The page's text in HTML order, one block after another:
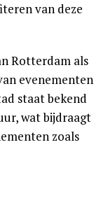
van deze
Rotterdam als
evenementen
staat bekend
wat bijdraagt
zoals